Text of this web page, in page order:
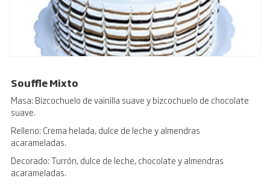
Souffle Mixto
Masa: Bizcochuelo de vainilla suave y bizcochuelo de chocolate
suave.
Relleno: Crema helada, dulce de leche y almendras
acarameladas.
Decorado: Turrón, dulce de leche, chocolate y almendras
acarameladas.